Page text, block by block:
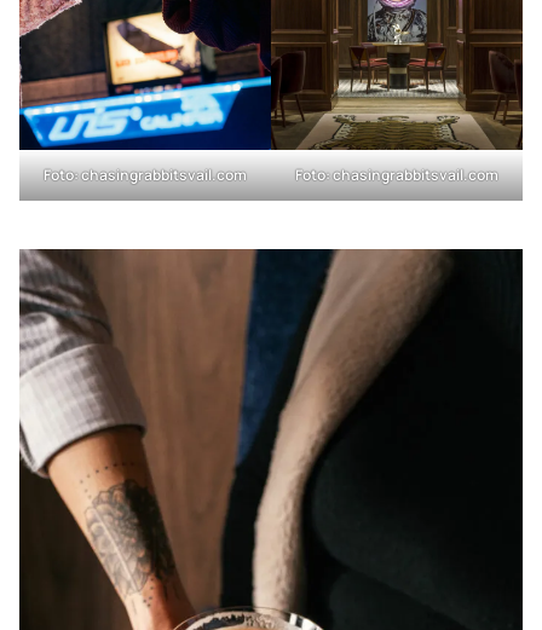
Foto:chasingrabbitsvail.com Foto: chasingrabbitsvail.com